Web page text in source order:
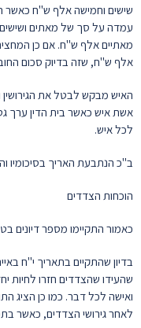
שישים וחמישה אלף ש"ח
עמדה על סך של מאתים ושישים
מאתיים אלף ש"ח. אם כן
אלף ש"ח, שזה בדיוק סכום
האיש מבקש לבטל את
אשת איש כאשר בית הדין ערך
לכל איש.
ב"כ הנתבעת האריך בסיכומיו
הוכחות הצדדים
כאמור התקיימו מספר דיונים
שהעידו שהצדדים חזרו לחיות
לאחר גירושי הצדדים, כאשר